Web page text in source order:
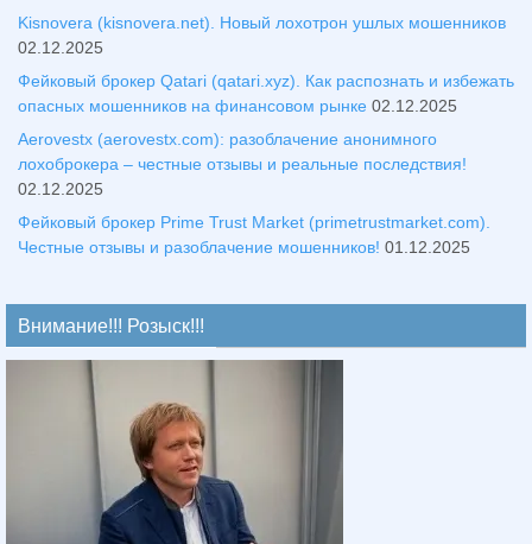
Kisnovera (kisnovera.net). Новый лохотрон ушлых мошенников
02.12.2025
Фейковый брокер Qatari (qatari.xyz). Как распознать и избежать
опасных мошенников на финансовом рынке 02.12.2025
Aerovestx (aerovestx.com): разоблачение анонимного
лохоброкера – честные отзывы и реальные последствия!
02.12.2025
Фейковый брокер Prime Trust Market (primetrustmarket.com).
Честные отзывы и разоблачение мошенников! 01.12.2025
Внимание!!! Розыск!!!